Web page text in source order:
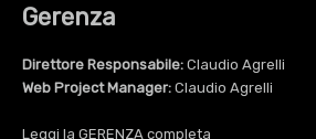
Gerenza
Direttore Responsabile: Claudio Agrelli
Web Project Manager: Claudio Agrelli
Leggi la GERENZA completa